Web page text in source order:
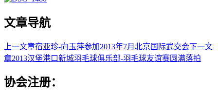
文章导航
上一文章宿亚珍-向玉萍参加2013年7月北京国际武交会下一文
章2013汉堡港口新城羽毛球俱乐部-羽毛球友谊赛圆满落拍
协会注册：